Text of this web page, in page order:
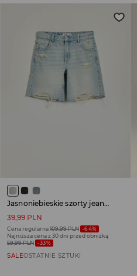
Jasnoniebieskie szorty jeansowe z postrzępionymi nogawkami
39,99 PLN
Cena regularna109,99 PLN -64%
Najniższa cena z 30 dni przed obniżką
59,99 PLN -33%
SALEOSTATNIE SZTUKI